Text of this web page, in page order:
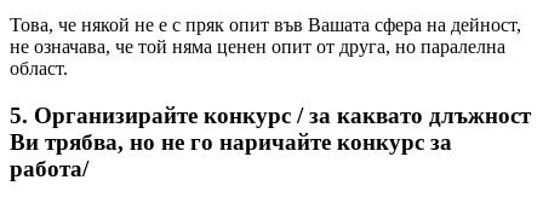
Това, че някой не е с пряк опит във Вашата сфера на дейност,
не означава, че той няма ценен опит от друга, но паралелна
област.
5. Организирайте конкурс / за каквато длъжност
Ви трябва, но не го наричайте конкурс за
работа/